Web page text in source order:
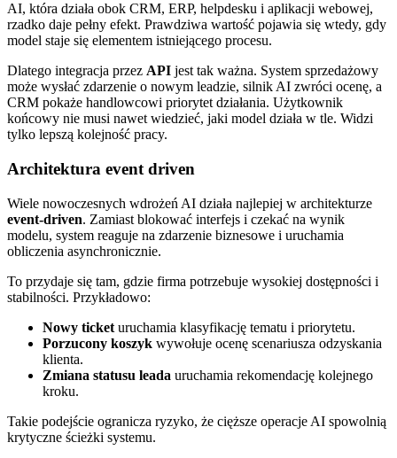
AI, która działa obok CRM, ERP, helpdesku i aplikacji webowej,
rzadko daje pełny efekt. Prawdziwa wartość pojawia się wtedy, gdy
model staje się elementem istniejącego procesu.
Dlatego integracja przez API jest tak ważna. System sprzedażowy
może wysłać zdarzenie o nowym leadzie, silnik AI zwróci ocenę, a
CRM pokaże handlowcowi priorytet działania. Użytkownik
końcowy nie musi nawet wiedzieć, jaki model działa w tle. Widzi
tylko lepszą kolejność pracy.
Architektura event driven
Wiele nowoczesnych wdrożeń AI działa najlepiej w architekturze
event-driven. Zamiast blokować interfejs i czekać na wynik
modelu, system reaguje na zdarzenie biznesowe i uruchamia
obliczenia asynchronicznie.
To przydaje się tam, gdzie firma potrzebuje wysokiej dostępności i
stabilności. Przykładowo:
Nowy ticket uruchamia klasyfikację tematu i priorytetu.
Porzucony koszyk wywołuje ocenę scenariusza odzyskania
klienta.
Zmiana statusu leada uruchamia rekomendację kolejnego
kroku.
Takie podejście ogranicza ryzyko, że cięższe operacje AI spowolnią
krytyczne ścieżki systemu.